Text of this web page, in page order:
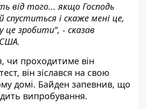
від того... якщо Господь
спуститься і скаже мені це,
це зробити", - сказав
чи проходитиме він
він зіслався на свою
домі. Байден запевнив, що
випробування.